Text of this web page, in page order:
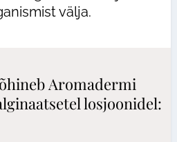
välja.
Аromadermi
losjoonidel: